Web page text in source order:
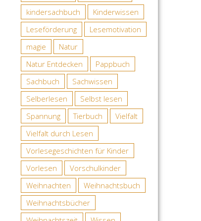
kindersachbuch
Kinderwissen
Leseförderung
Lesemotivation
magie
Natur
Natur Entdecken
Pappbuch
Sachbuch
Sachwissen
Selberlesen
Selbst lesen
Spannung
Tierbuch
Vielfalt
Vielfalt durch Lesen
Vorlesegeschichten für Kinder
Vorlesen
Vorschulkinder
Weihnachten
Weihnachtsbuch
Weihnachtsbücher